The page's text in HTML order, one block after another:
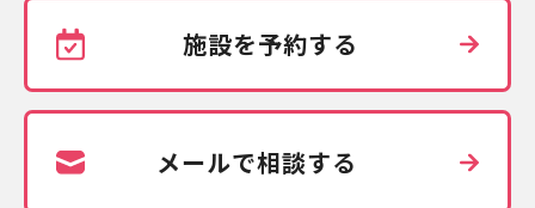
施設を予約する
メールで相談する